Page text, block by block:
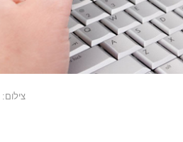
צילום: shutterstock